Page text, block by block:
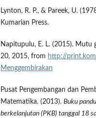
Lynton, R. P., & Pareek, U.
Kumarian Press.
Napitupulu, E. L. (2015). Mutu
20, 2015, from http://
Menggembirakan
Pusat Pengembangan dan
Matematika. (2013). Buku
berkelanjutan (PKB) tanggal 18